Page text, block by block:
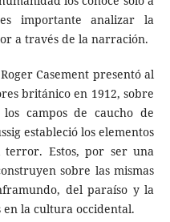
importante analizar la
a través de la narración.
Casement presentó al
británico en 1912, sobre
campos de caucho de
estableció los elementos
Estos, por ser una
sobre las mismas
del paraíso y la
la cultura occidental.